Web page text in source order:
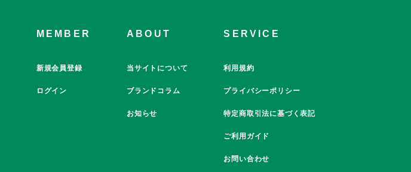
MEMBER
新規会員登録
ログイン
ABOUT
当サイトについて
ブランドコラム
お知らせ
SERVICE
利用規約
プライバシーポリシー
特定商取引法に基づく表記
ご利用ガイド
お問い合わせ